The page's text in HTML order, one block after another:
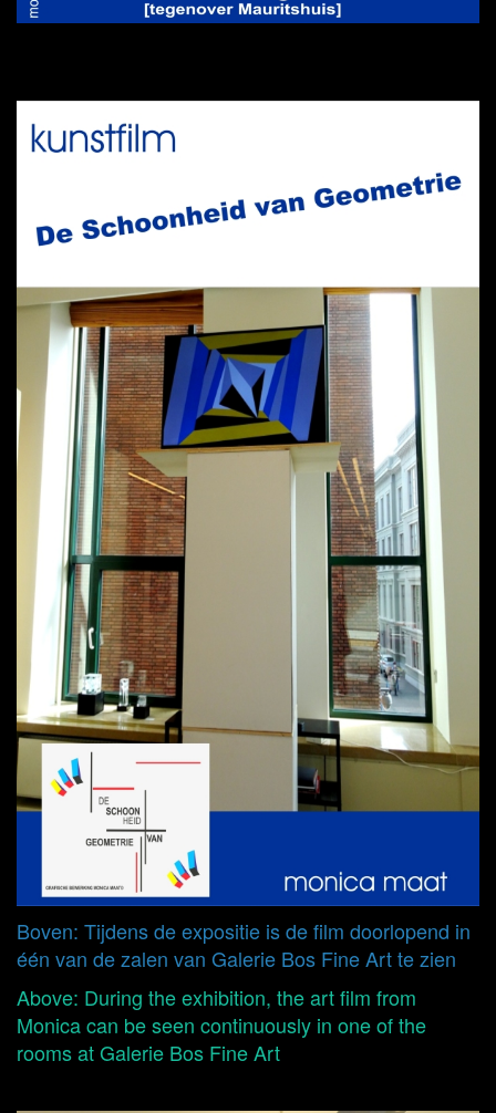
Boven: Tijdens de expositie is de film doorlopend in
één van de zalen van Galerie Bos Fine Art te zien
Above: During the exhibition, the art film from
Monica can be seen continuously in one of the
rooms at Galerie Bos Fine Art